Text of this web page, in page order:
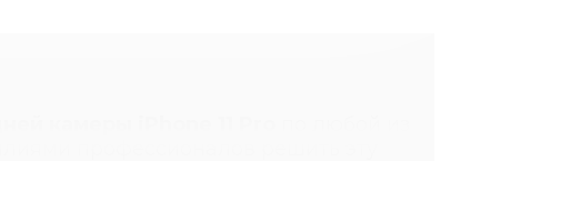
камеры iPhone 11 Pro